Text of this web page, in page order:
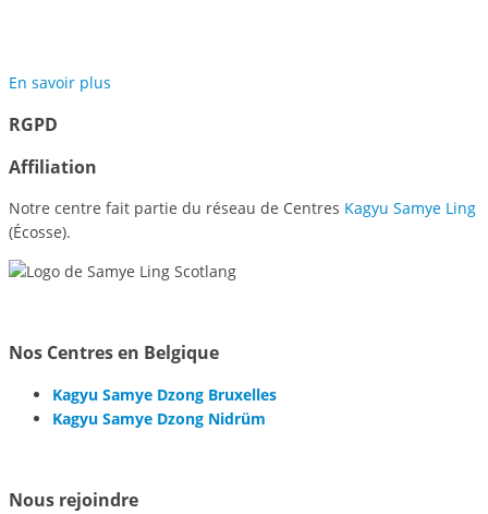
En savoir plus
RGPD
Affiliation
Notre centre fait partie du réseau de Centres Kagyu Samye Ling
(Écosse).
Nos Centres en Belgique
Kagyu Samye Dzong Bruxelles
Kagyu Samye Dzong Nidrüm
Nous rejoindre